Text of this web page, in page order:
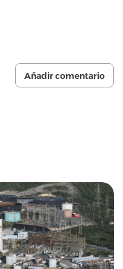
Añadir comentario